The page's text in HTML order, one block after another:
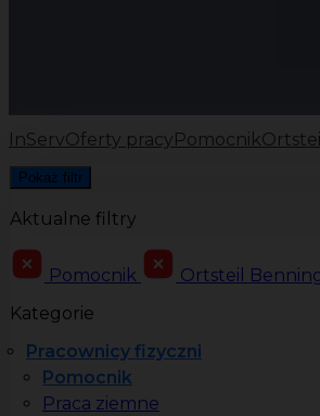
InServOferty pracy Pomocnik
Pokaż filtr
Aktualne filtry
Pomocnik Ortsteil
Kategorie
Pracownicy fizyczni
Pomocnik
Praca ziemne